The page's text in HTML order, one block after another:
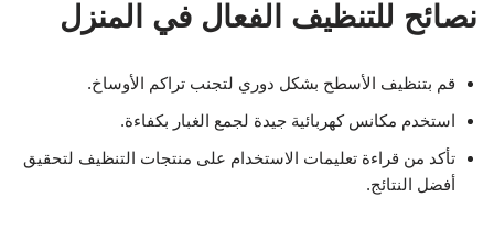
نصائح للتنظيف الفعال في المنزل
قم بتنظيف الأسطح بشكل دوري لتجنب تراكم الأوساخ.
استخدم مكانس كهربائية جيدة لجمع الغبار بكفاءة.
تأكد من قراءة تعليمات الاستخدام على منتجات التنظيف لتحقيق
أفضل النتائج.